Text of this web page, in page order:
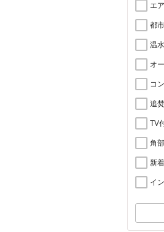
エ
都
温
オ
コ
追
TV
角
新
イ